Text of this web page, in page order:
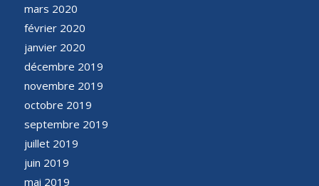
mars 2020
février 2020
janvier 2020
décembre 2019
novembre 2019
octobre 2019
septembre 2019
juillet 2019
juin 2019
mai 2019